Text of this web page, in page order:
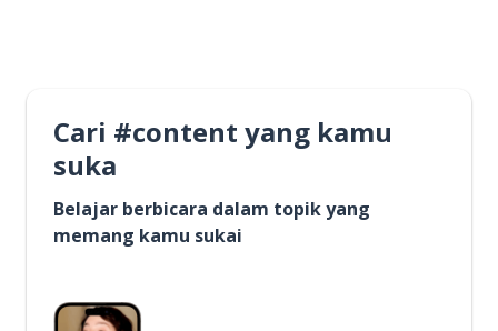
Cari #content yang kamu
suka
Belajar berbicara dalam topik yang
memang kamu sukai